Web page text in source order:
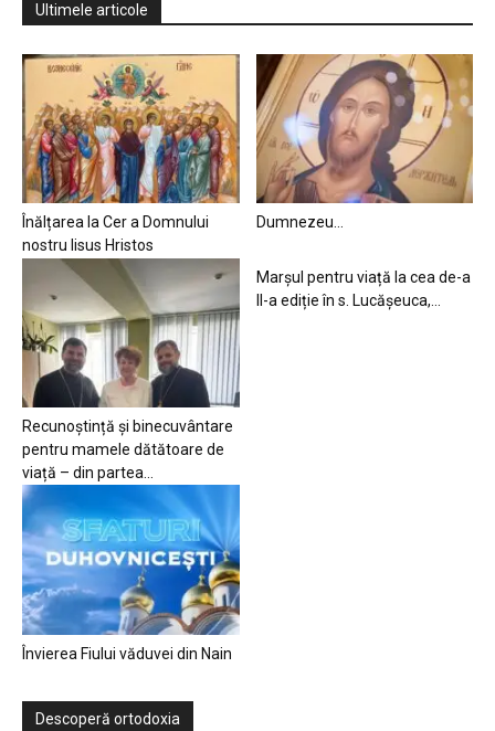
Ultimele articole
Înălțarea la Cer a Domnului
nostru Iisus Hristos
Dumnezeu…
Recunoștință și binecuvântare
pentru mamele dătătoare de
viață – din partea...
Marșul pentru viață la cea de-a
II-a ediție în s. Lucășeuca,...
Învierea Fiului văduvei din Nain
Descoperă ortodoxia